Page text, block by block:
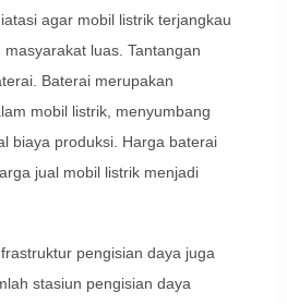
agar mobil listrik terjangkau
luas. Tantangan
Baterai merupakan
mobil listrik, menyumbang
biaya produksi. Harga baterai
jual mobil listrik menjadi
pengisian daya juga
stasiun pengisian daya